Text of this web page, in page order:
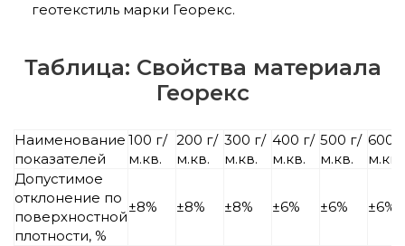
геотекстиль марки Георекс.
Таблица: Свойства материала
Георекс
Наименование
показателей
100 г/
м.кв.
200 г/
м.кв.
300 г/
м.кв.
400 г/
м.кв.
500 г/
м.кв.
600
м.кв.
Допустимое
отклонение по
поверхностной
плотности, %
±8% ±8% ±8% ±6% ±6% ±6%